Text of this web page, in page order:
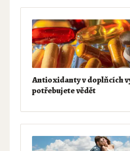
Antioxidanty v doplňcích
potřebujete vědět